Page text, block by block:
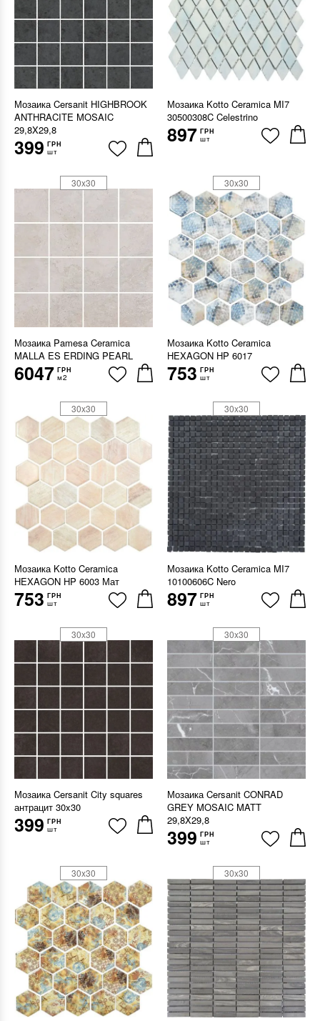
Мозаика Cersanit HIGHBROOK
ANTHRACITE MOSAIC
29,8X29,8
399 ГРН
шт
Мозаика Kotto Ceramica MI7
30500308C Celestrino
897 ГРН
шт
Мозаика Pamesa Ceramica
MALLA ES ERDING PEARL
6047 ГРН
м2
30x30
Мозаика Kotto Ceramica
HEXAGON HP 6017
753 ГРН
шт
30x30
Мозаика Kotto Ceramica
HEXAGON HP 6003 Мат
753 ГРН
шт
30x30
Мозаика Kotto Ceramica MI7
10100606C Nero
897 ГРН
шт
30x30
Мозаика Cersanit City squares
антрацит 30x30
399 ГРН
шт
30x30
Мозаика Cersanit CONRAD
GREY MOSAIC MATT
29,8X29,8
399 ГРН
шт
30x30
30x30 30x30